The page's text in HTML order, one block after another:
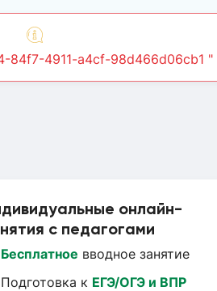
84f7-4911-a4cf-98d466d06cb1 "
онлайн-
с педагогами
Бесплатное вводное занятие
Подготовка к ЕГЭ/ОГЭ и ВПР